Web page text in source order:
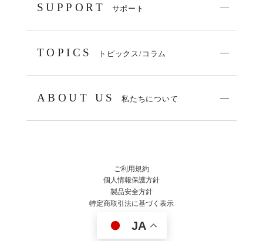
SUPPORT サポート
TOPICS トピックス/コラム
ABOUT US 私たちについて
ご利用規約
個人情報保護方針
製品安全方針
特定商取引法に基づく表示
JA